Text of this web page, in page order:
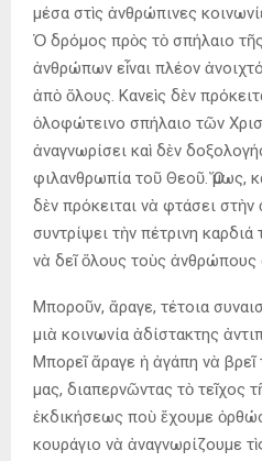
μέσα στὶς ἀνθρώπινες
Ὁ δρόμος πρὸς τὸ σπήλαιο
ἀνθρώπων εἶναι πλέον
ἀπὸ ὅλους. Κανεὶς δὲν
ὁλοφώτεινο σπήλαιο τῶν
ἀναγνωρίσει καὶ δὲν
φιλανθρωπία τοῦ Θεοῦ. Ὅμως,
δὲν πρόκειται νὰ φτάσει
συντρίψει τὴν πέτρινη καρδιά
νὰ δεῖ ὅλους τοὺς ἀνθρώπους
Μποροῦν, ἄραγε, τέτοια
μιὰ κοινωνία ἀδίστακτης
Μπορεῖ ἄραγε ἡ ἀγάπη νὰ
μας, διαπερνῶντας τὸ τεῖχος
ἐκδικήσεως ποὺ ἔχουμε
κουράγιο νὰ ἀναγνωρίζουμε